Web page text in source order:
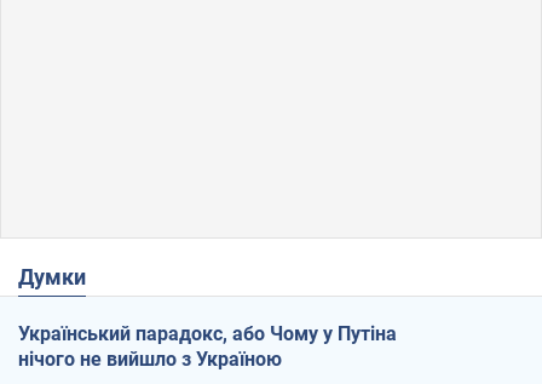
Думки
Український парадокс, або Чому у Путіна
нічого не вийшло з Україною